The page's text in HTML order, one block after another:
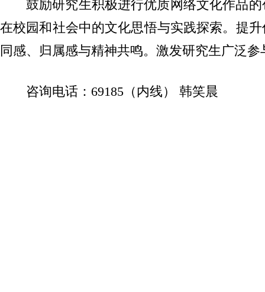
鼓励研究生积极进行优质网络文化作品
在校园和社会中的文化思悟与实践探索。提
同感、归属感与精神共鸣。激发研究生广泛
咨询电话：69185（内线） 韩笑晨